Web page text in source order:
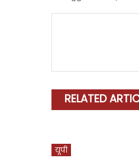
RELATED
यूपी